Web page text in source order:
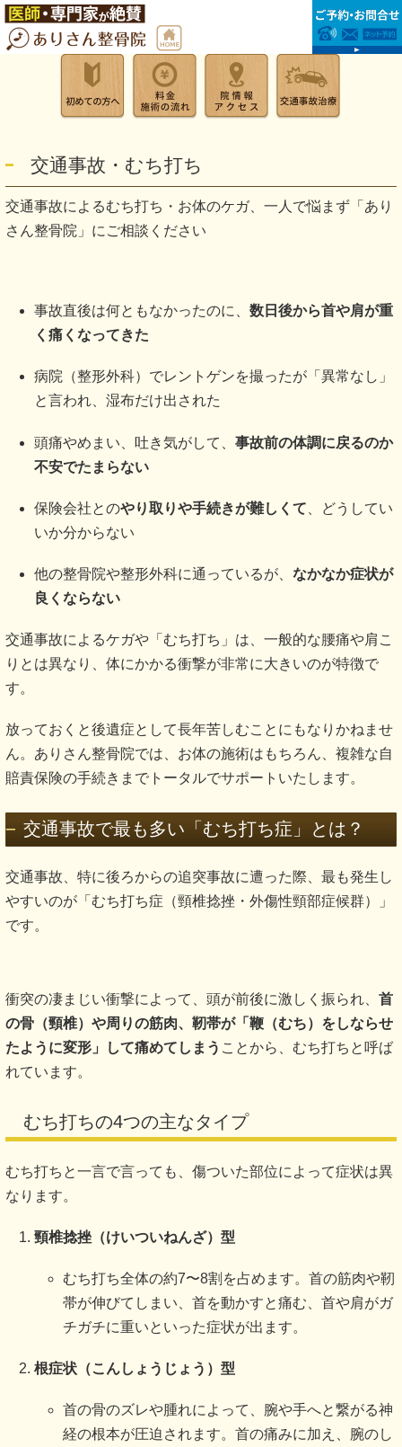
交通事故・むち打ち
交通事故によるむち打ち・お体のケガ、一人で悩まず「あり
さん整骨院」にご相談ください
事故直後は何ともなかったのに、 数日後から首や肩が重
く痛くなってきた
病院（整形外科）でレントゲンを撮ったが「異常なし」
と言われ、湿布だけ出された
頭痛やめまい、吐き気がして、 事故前の体調に戻るのか
不安でたまらない
保険会社とのやり取りや手続きが難しくて 、どうしてい
いか分からない
他の整骨院や整形外科に通っているが、 なかなか症状が
良くならない
交通事故によるケガや「むち打ち」は、一般的な腰痛や肩こ
りとは異なり、体にかかる衝撃が非常に大きいのが特徴で
す。
放っておくと後遺症として長年苦しむことにもなりかねませ
ん。ありさん整骨院では、お体の施術はもちろん、複雑な自
賠責保険の手続きまでトータルでサポートいたします。
交通事故で最も多い「むち打ち症」とは？
交通事故、特に後ろからの追突事故に遭った際、最も発生し
やすいのが「むち打ち症（頸椎捻挫・外傷性頸部症候群）」
です。
衝突の凄まじい衝撃によって、頭が前後に激しく振られ、 首
の骨（頸椎）や周りの筋肉、靭帯が「鞭（むち）をしならせ
たように変形」して痛めてしまう ことから、むち打ちと呼ば
れています。
むち打ちの4つの主なタイプ
むち打ちと一言で言っても、傷ついた部位によって症状は異
なります。
頸椎捻挫（けいついねんざ）型
むち打ち全体の約7〜8割を占めます。首の筋肉や靭
帯が伸びてしまい、首を動かすと痛む、首や肩がガ
チガチに重いといった症状が出ます。
根症状（こんしょうじょう）型
首の骨のズレや腫れによって、腕や手へと繋がる神
経の根本が圧迫されます。首の痛みに加え、腕のし